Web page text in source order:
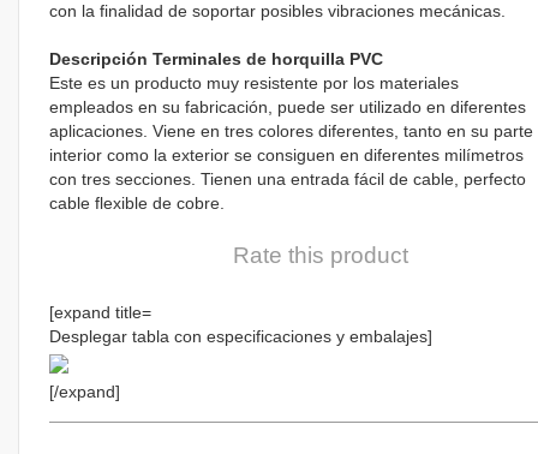
con la finalidad de soportar posibles vibraciones mecánicas.
Descripción Terminales de horquilla PVC
Este es un producto muy resistente por los materiales
empleados en su fabricación, puede ser utilizado en diferentes
aplicaciones. Viene en tres colores diferentes, tanto en su parte
interior como la exterior se consiguen en diferentes milímetros
con tres secciones. Tienen una entrada fácil de cable, perfecto
cable flexible de cobre.
Rate this product
[expand title=
Desplegar tabla con especificaciones y embalajes]
[/expand]